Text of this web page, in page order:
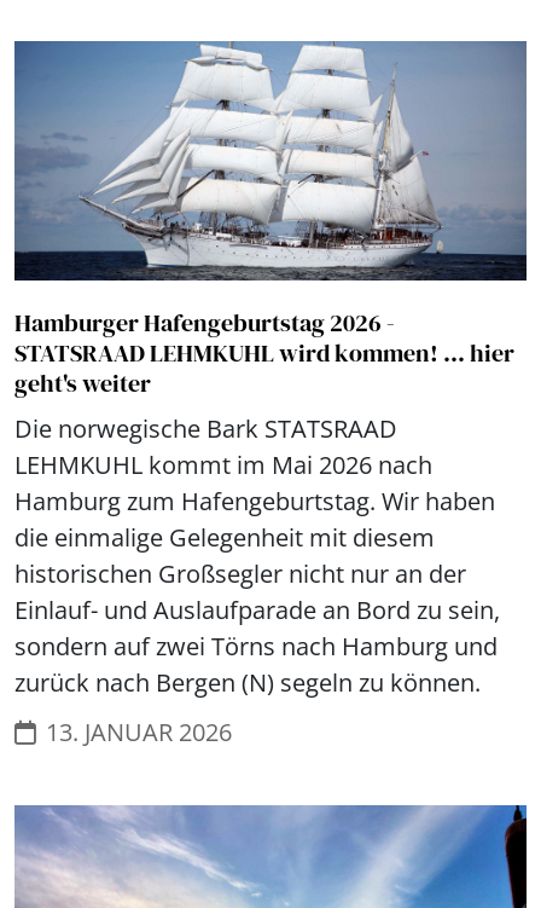
Hamburger Hafengeburtstag 2026 -
STATSRAAD LEHMKUHL wird kommen! ... hier
geht's weiter
Die norwegische Bark STATSRAAD
LEHMKUHL kommt im Mai 2026 nach
Hamburg zum Hafengeburtstag. Wir haben
die einmalige Gelegenheit mit diesem
historischen Großsegler nicht nur an der
Einlauf- und Auslaufparade an Bord zu sein,
sondern auf zwei Törns nach Hamburg und
zurück nach Bergen (N) segeln zu können.
13. JANUAR 2026